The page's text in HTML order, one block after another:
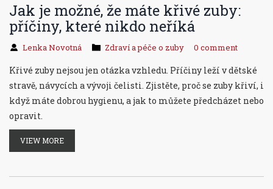
Jak je možné, že máte křivé zuby:
příčiny, které nikdo neříká
Lenka Novotná Zdraví a péče o zuby 0 comment
Křivé zuby nejsou jen otázka vzhledu. Příčiny leží v dětské
stravě, návycích a vývoji čelisti. Zjistěte, proč se zuby křiví, i
když máte dobrou hygienu, a jak to můžete předcházet nebo
opravit.
VIEW MORE